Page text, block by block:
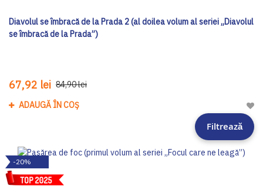
Diavolul se îmbracă de la Prada 2 (al doilea volum al seriei „Diavolul
se îmbracă de la Prada”)
67,92 lei 84,90 lei
ADAUGĂ ÎN COȘ
-20%
Filtrează